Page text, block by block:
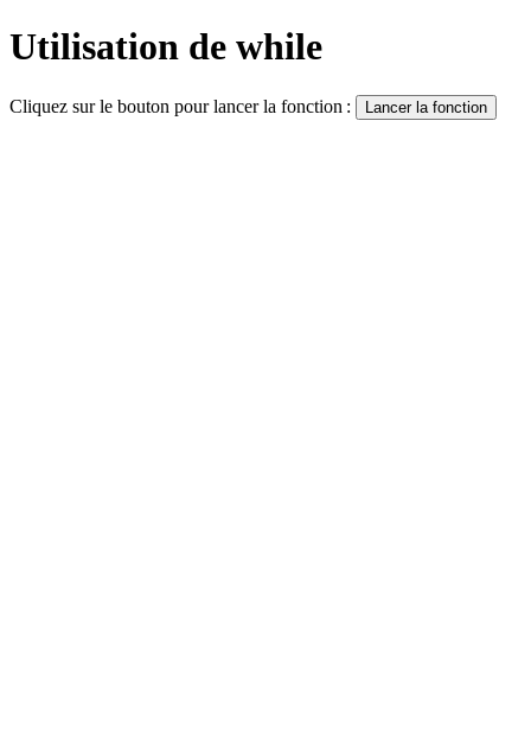
Utilisation de while
Cliquez sur le bouton pour lancer la fonction : Lancer la fonction